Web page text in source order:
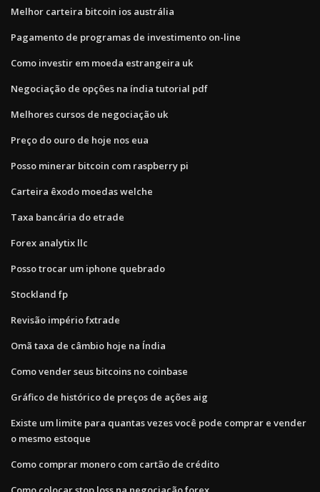
Melhor carteira bitcoin ios austrália
Pagamento de programas de investimento on-line
Como investir em moeda estrangeira uk
Negociação de opções na índia tutorial pdf
Melhores cursos de negociação uk
Preço do ouro de hoje nos eua
Posso minerar bitcoin com raspberry pi
Carteira êxodo moedas welche
Taxa bancária do etrade
Forex analytix llc
Posso trocar um iphone quebrado
Stockland fp
Revisão império fxtrade
Omã taxa de câmbio hoje na Índia
Como vender seus bitcoins no coinbase
Gráfico de histórico de preços de ações aig
Existe um limite para quantas vezes você pode comprar e vender
o mesmo estoque
Como comprar monero com cartão de crédito